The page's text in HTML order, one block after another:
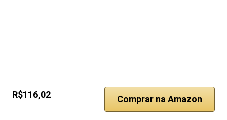
R$116,02 Comprar na Amazon